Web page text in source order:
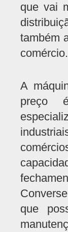
que vai
também
comércio.
A
preço
que